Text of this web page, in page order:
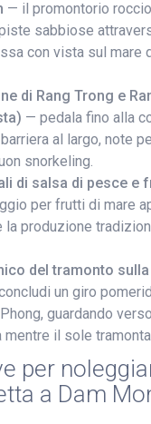
— il promontorio
sabbiose
con vista sul mare
di Rang Trong e
— pedala fino alla
al largo, note
snorkeling.
di salsa di pesce e
per frutti di mare
la produzione
del tramonto
un giro
guardando
mentre il sole
per
a Dam